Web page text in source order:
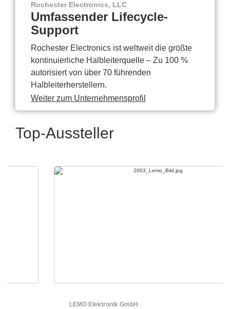
Rochester Electronics, LLC
Umfassender Lifecycle-
Support
Rochester Electronics ist weltweit die größte
kontinuierliche Halbleiterquelle – Zu 100 %
autorisiert von über 70 führenden
Halbleiterherstellern.
Weiter zum Unternehmensprofil
Top-Aussteller
LEMO Elektronik GmbH